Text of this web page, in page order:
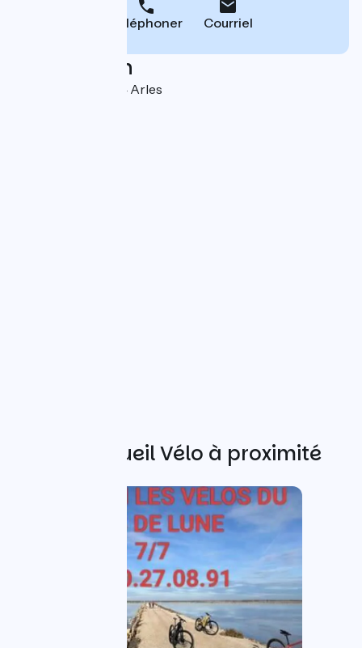
Téléphoner Courriel
Localisation
18 rue d'Arles 13104 Arles
Autres Accueil Vélo à proximité